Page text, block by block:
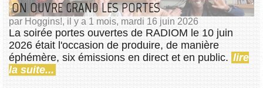
ON OUVRE GRAND LES PORTES
par Hoggins!, il y a 1 mois, mardi 16 juin 2026
La soirée portes ouvertes de RADIOM le 10 juin
2026 était l'occasion de produire, de manière
éphémère, six émissions en direct et en public. lire
la suite...